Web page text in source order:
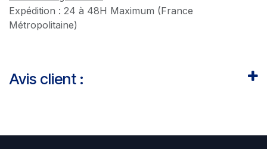
Expédition : 24 à 48H Maximum (France
Métropolitaine)
Avis client :